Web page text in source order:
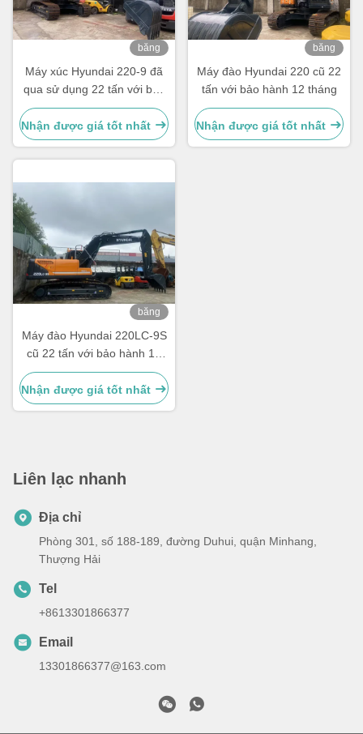
băng
Máy xúc Hyundai 220-9 đã
qua sử dụng 22 tấn với bảo
hành 12 tháng
Nhận được giá tốt nhất
băng
Máy đào Hyundai 220 cũ 22
tấn với bảo hành 12 tháng
Nhận được giá tốt nhất
băng
Máy đào Hyundai 220LC-9S
cũ 22 tấn với bảo hành 12
tháng
Nhận được giá tốt nhất
Liên lạc nhanh
Địa chỉ
Phòng 301, số 188-189, đường Duhui, quận Minhang,
Thượng Hải
Tel
+8613301866377
Email
13301866377@163.com